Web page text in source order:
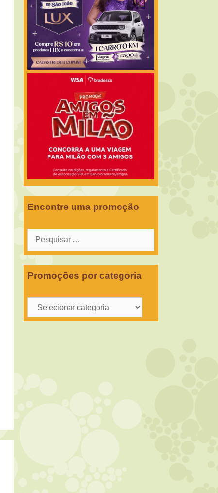
Encontre uma promoção
Pesquisar
Promoções por categoria
Promoções
por